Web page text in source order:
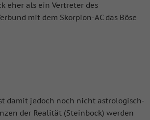
eher als ein Vertreter des
mit dem Skorpion-AC das Böse
damit jedoch noch nicht astrologisch-
der Realität (Steinbock) werden